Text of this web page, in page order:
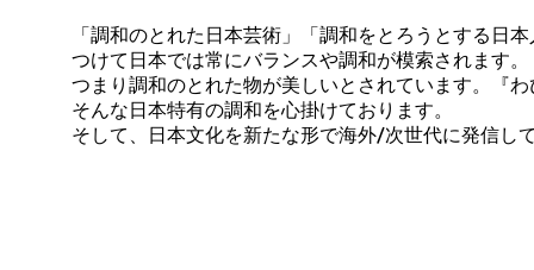
「調和のとれた日本芸術」「調和をとろうとする日
つけて日本では常にバランスや調和が模索されます。
つまり調和のとれた物が美しいとされています。『
そんな日本特有の調和を心掛けております。
そして、日本文化を新たな形で海外/次世代に発信し